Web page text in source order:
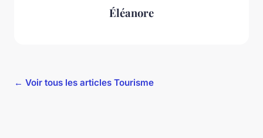
Éléanore
← Voir tous les articles Tourisme